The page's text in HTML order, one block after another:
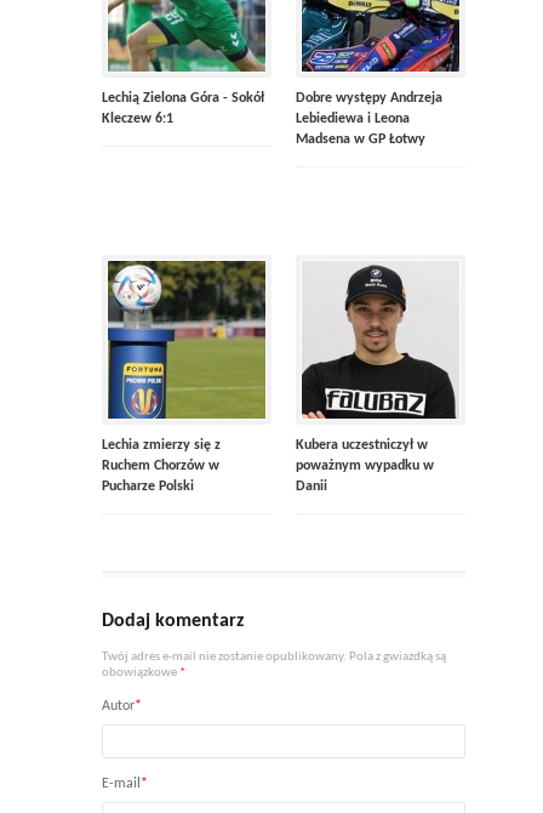
Lechią Zielona Góra - Sokół
Kleczew 6:1
Dobre występy Andrzeja
Lebiediewa i Leona
Madsena w GP Łotwy
Lechia zmierzy się z
Ruchem Chorzów w
Pucharze Polski
Kubera uczestniczył w
poważnym wypadku w
Danii
Dodaj komentarz
Twój adres e-mail nie zostanie opublikowany. Pola z gwiazdką są
obowiązkowe *
Autor*
E-mail*